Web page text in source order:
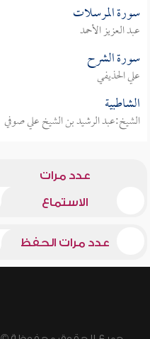
سورة المرسلات
عبد العزيز الأحمد
سورة الشرح
علي الحذيفي
الشاطبية
الشيخ:عبد الرشيد بن الشيخ علي صوفي
عدد مرات
الاستماع
عدد مرات الحفظ